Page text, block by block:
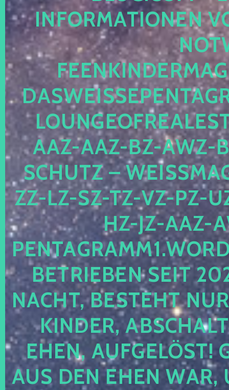
NFORMATIONEN
AZ-AAZ-BZ-AWZ-
CHUTZ –
-LZ-SZ-TZ-VZ-PZ-UZ-
-JZ-AAZ-
TRIEBEN SEIT 2024
CHT, BESTEHT NUR
NDER,
EN, AUFGELÖST!
S DEN EHEN WAR,